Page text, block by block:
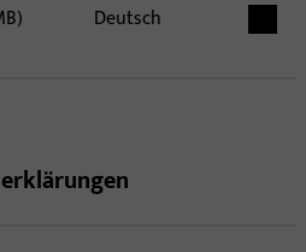
Deutsch